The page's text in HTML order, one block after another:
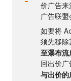
价广告
广告联盟
如要将
须先移
至瀑布流
回出价
与出价